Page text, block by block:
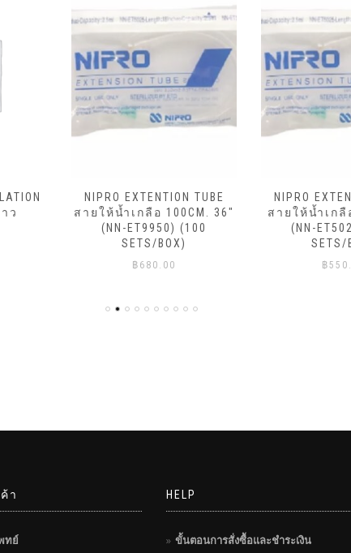
ว
NIPRO EXTENTION TUBE
สายให้น้ำเกลือ 100CM. 36″
(NN-ET9950) (100
SETS/BOX)
฿ 680.00
NIPRO
สายให้น้ำเกลื
(NN-
SETS/
฿
า
ทย์
HELP
ขั้นตอนการสั่งซื้อและชำระเงิน